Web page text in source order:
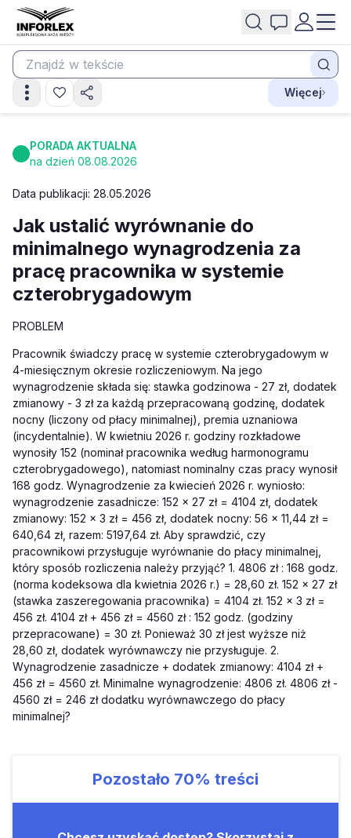
Więcej
PORADA AKTUALNA
na dzień 08.08.2026
Data publikacji: 28.05.2026
Jak ustalić wyrównanie do
minimalnego wynagrodzenia za
pracę pracownika w systemie
czterobrygadowym
PROBLEM
Pracownik świadczy pracę w systemie czterobrygadowym w
4-miesięcznym okresie rozliczeniowym. Na jego
wynagrodzenie składa się: stawka godzinowa - 27 zł, dodatek
zmianowy - 3 zł za każdą przepracowaną godzinę, dodatek
nocny (liczony od płacy minimalnej), premia uznaniowa
(incydentalnie). W kwietniu 2026 r. godziny rozkładowe
wynosiły 152 (nominał pracownika według harmonogramu
czterobrygadowego), natomiast nominalny czas pracy wynosił
168 godz. Wynagrodzenie za kwiecień 2026 r. wyniosło:
wynagrodzenie zasadnicze: 152 × 27 zł = 4104 zł, dodatek
zmianowy: 152 × 3 zł = 456 zł, dodatek nocny: 56 × 11,44 zł =
640,64 zł, razem: 5197,64 zł. Aby sprawdzić, czy
pracownikowi przysługuje wyrównanie do płacy minimalnej,
który sposób rozliczenia należy przyjąć? 1. 4806 zł : 168 godz.
(norma kodeksowa dla kwietnia 2026 r.) = 28,60 zł. 152 × 27 zł
(stawka zaszeregowania pracownika) = 4104 zł. 152 × 3 zł =
456 zł. 4104 zł + 456 zł = 4560 zł : 152 godz. (godziny
przepracowane) = 30 zł. Ponieważ 30 zł jest wyższe niż
28,60 zł, dodatek wyrównawczy nie przysługuje. 2.
Wynagrodzenie zasadnicze + dodatek zmianowy: 4104 zł +
456 zł = 4560 zł. Minimalne wynagrodzenie: 4806 zł. 4806 zł -
4560 zł = 246 zł dodatku wyrównawczego do płacy
minimalnej?
Pozostało 70% treści